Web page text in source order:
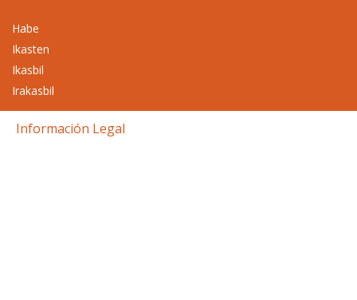
Habe
Ikasten
Ikasbil
Irakasbil
Información Legal